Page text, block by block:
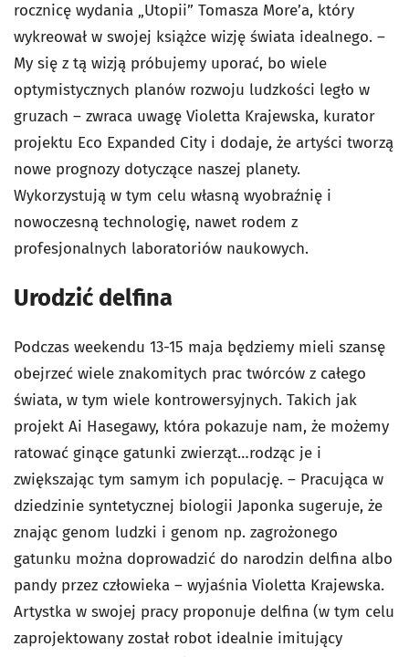
rocznicę wydania „Utopii” Tomasza More’a, który
wykreował w swojej książce wizję świata idealnego. –
My się z tą wizją próbujemy uporać, bo wiele
optymistycznych planów rozwoju ludzkości legło w
gruzach – zwraca uwagę Violetta Krajewska, kurator
projektu Eco Expanded City i dodaje, że artyści tworzą
nowe prognozy dotyczące naszej planety.
Wykorzystują w tym celu własną wyobraźnię i
nowoczesną technologię, nawet rodem z
profesjonalnych laboratoriów naukowych.
Urodzić delfina
Podczas weekendu 13-15 maja będziemy mieli szansę
obejrzeć wiele znakomitych prac twórców z całego
świata, w tym wiele kontrowersyjnych. Takich jak
projekt Ai Hasegawy, która pokazuje nam, że możemy
ratować ginące gatunki zwierząt…rodząc je i
zwiększając tym samym ich populację. – Pracująca w
dziedzinie syntetycznej biologii Japonka sugeruje, że
znając genom ludzki i genom np. zagrożonego
gatunku można doprowadzić do narodzin delfina albo
pandy przez człowieka – wyjaśnia Violetta Krajewska.
Artystka w swojej pracy proponuje delfina (w tym celu
zaprojektowany został robot idealnie imitujący